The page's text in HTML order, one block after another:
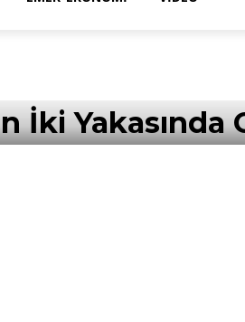
İki Yakasında